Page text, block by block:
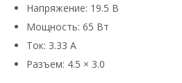
Напряжение: 19.5 В
Мощность: 65 Вт
Ток: 3.33 А
Разъем: 4.5 × 3.0